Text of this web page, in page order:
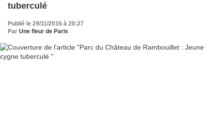
tuberculé
Publié le 29/11/2016 à 20:27
Par Une fleur de Paris